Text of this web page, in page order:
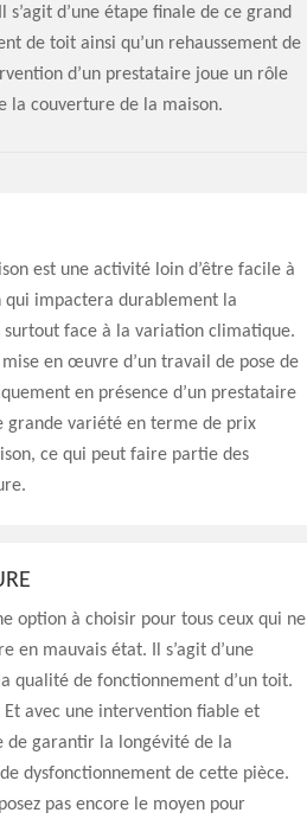
d’une étape finale de ce grand
de toit ainsi qu’un rehaussement de
d’un prestataire joue un rôle
la couverture de la maison.
est une activité loin d’être facile à
qui impactera durablement la
face à la variation climatique.
en œuvre d’un travail de pose de
en présence d’un prestataire
grande variété en terme de prix
ce qui peut faire partie des
option à choisir pour tous ceux qui ne
en mauvais état. Il s’agit d’une
qualité de fonctionnement d’un toit.
avec une intervention fiable et
de garantir la longévité de la
dysfonctionnement de cette pièce.
pas encore le moyen pour